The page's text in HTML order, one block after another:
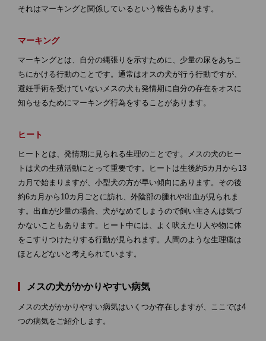
それはマーキングと関係しているという報告もあります。
マーキング
マーキングとは、自分の縄張りを示すために、少量の尿をあちこ
ちにかける行動のことです。通常はオスの犬が行う行動ですが、
避妊手術を受けていないメスの犬も発情期に自分の存在をオスに
知らせるためにマーキング行為をすることがあります。
ヒート
ヒートとは、発情期に見られる生理のことです。メスの犬のヒー
トは犬の生殖活動にとって重要です。ヒートは生後約5カ月から13
カ月で始まりますが、小型犬の方が早い傾向にあります。その後
約6カ月から10カ月ごとに訪れ、外陰部の腫れや出血が見られま
す。出血が少量の場合、犬がなめてしまうので飼い主さんは気づ
かないこともあります。ヒート中には、よく吠えたり人や物に体
をこすりつけたりする行動が見られます。人間のような生理痛は
ほとんどないと考えられています。
メスの犬がかかりやすい病気
メスの犬がかかりやすい病気はいくつか存在しますが、ここでは4
つの病気をご紹介します。